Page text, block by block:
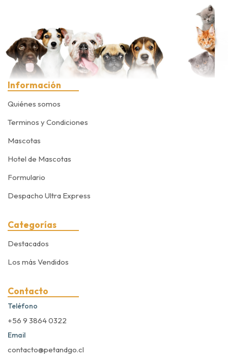
Información
Quiénes somos
Terminos y Condiciones
Mascotas
Hotel de Mascotas
Formulario
Despacho Ultra Express
Categorías
Destacados
Los más Vendidos
Contacto
Teléfono
+56 9 3864 0322
Email
contacto@petandgo.cl